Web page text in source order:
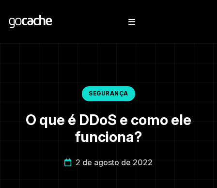
SEGURANÇA
O que é DDoS e como ele
funciona?
2 de agosto de 2022